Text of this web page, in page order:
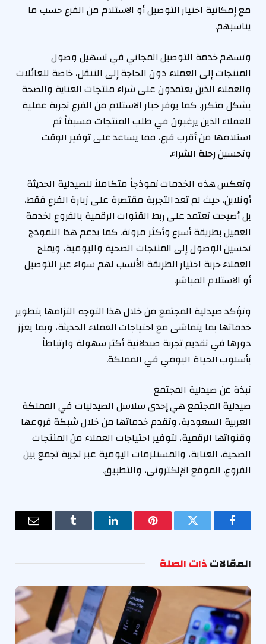
مع إمكانية اختيار التوصيل أو الاستلام من الفرع حسب ما
يناسبهم.
وتسهم خدمة التوصيل المجاني في تسهيل وصول
المنتجات إلى العملاء دون الحاجة إلى التنقل، خاصة للعائلات
والعملاء الذين يعتمدون على شراء منتجات العناية والصحة
بشكل متكرر. كما يوفر خيار الاستلام من الفرع تجربة عملية
للعملاء الذين يرغبون في طلب المنتجات مسبقاً ثم
استلامها من أقرب فرع، مما يساعد على توفير الوقت
وتحسين رحلة الشراء.
وتعكس هذه الخدمات نموذجاً متكاملاً للصيدلية الحديثة
أونلاين، حيث لم تعد التجربة مقتصرة على زيارة الفرع فقط،
بل أصبحت تعتمد على ربط القنوات الرقمية بالفروع لخدمة
العميل بطريقة أسرع وأكثر مرونة. كما يدعم هذا النموذج
تحسين الوصول إلى المنتجات الصحية واليومية، ويمنح
العملاء حرية اختيار الطريقة الأنسب لهم سواء عبر التوصيل
أو الاستلام المباشر.
وتؤكد صيدلية المجتمع من خلال هذا التوجه التزامها بتطوير
خدماتها بما يتماشى مع احتياجات العملاء الحديثة، وبما يعزز
دورها في تقديم تجربة صيدلانية أكثر سهولة وارتباطاً
بأسلوب الحياة اليومي في المملكة.
نبذة عن صيدلية المجتمع
صيدلية المجتمع هي إحدى سلاسل الصيدليات في المملكة
العربية السعودية، وتقدم خدماتها من خلال شبكة فروعها
وقنواتها الرقمية، لتوفير احتياجات العملاء من المنتجات
الصحية، العناية، والمستلزمات اليومية عبر تجربة تجمع بين
الفروع، الموقع الإلكتروني، والتطبيق.
فيسبوك تويتر بينتيريستلينكدإن Tumblr
البريد
المقالاتذات الصلة